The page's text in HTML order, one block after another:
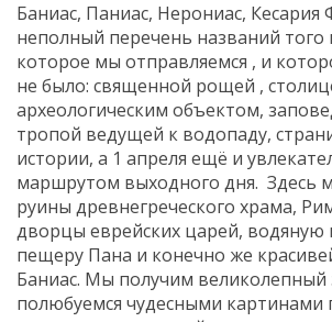
Баниас, Паниас, Нерониас,
неполный перечень названий того
которое мы отправляемся , и
не было: священной рощей ,
археологическим объектом,
тропой ведущей к водопаду,
истории, а 1 апреля ещё и
маршрутом выходного дня. Здесь
руины древнегреческого храма,
дворцы еврейских царей, водяную
пещеру Пана и конечно же
Баниас. Мы получим великолепный
полюбуемся чудесными картинами